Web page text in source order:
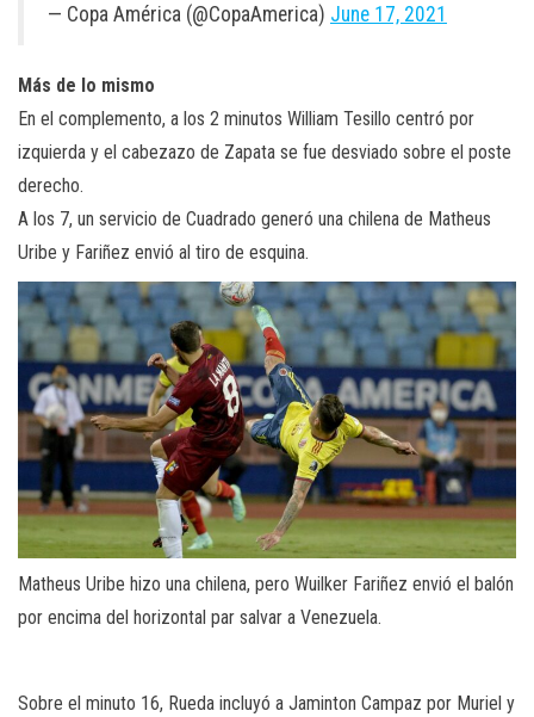
— Copa América (@CopaAmerica) June 17, 2021
Más de lo mismo
En el complemento, a los 2 minutos William Tesillo centró por
izquierda y el cabezazo de Zapata se fue desviado sobre el poste
derecho.
A los 7, un servicio de Cuadrado generó una chilena de Matheus
Uribe y Fariñez envió al tiro de esquina.
Matheus Uribe hizo una chilena, pero Wuilker Fariñez envió el balón
por encima del horizontal par salvar a Venezuela.
Sobre el minuto 16, Rueda incluyó a Jaminton Campaz por Muriel y